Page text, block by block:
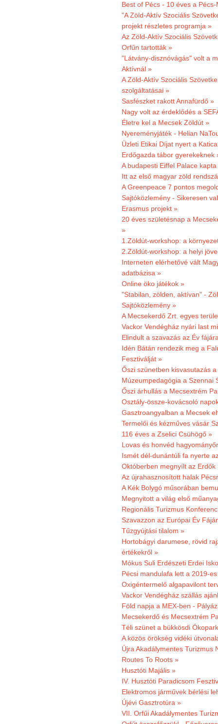
Best of Pécs - 10 éves a
"A Zöld-Aktív Szociális
projekt részletes programja »
Az Zöld-Aktív Szociális
Orfűn tartották »
"Látvány-disznóvágás" volt a
Aktívnál »
A Zöld-Aktív Szociális
szolgáltatásai »
Sasfészket rakott Annafürdő »
Nagy volt az érdeklődés a
Életre kel a Mecsek Zöldút »
Nyereményjáték - Helian
Üzleti Etikai Díjat nyert a
Erdőgazda tábor gyerekeknek
A budapesti Eiffel Palace
Itt az első magyar zöld
A Greenpeace 7 pontos
Sajtóközlemény - Sikeresen
Erasmus projekt »
20 éves születésnap a
»
1.Zöldút-workshop: a
2.Zöldút-workshop: a helyi
Interneten elérhetővé vált
adatbázisa »
Online öko játékok »
"Stabilan, zölden, aktívan" -
Sajtóközlemény »
A Mecsekerdő Zrt. egyes
Vackor Vendégház nyári last
Elindult a szavazás az Év
Idén Bátán rendezik meg a
Fesztiválját »
Őszi szünetben kisvasutazás
Múzeumpedagógia a Szennai
Őszi árhullás a Mecsextrém
Osztály-össze-kovácsoló
Gasztroangyalban a Mecsek
Termelői és kézműves vásár
116 éves a Zselici Csühögő »
Lovas és honvéd
Ismét dél-dunántúli fa nyerte
Októberben megnyílt az
Az újrahasznosított halak
A Kék Bolygó műsorában
Megnyitott a világ első
Regionális Turizmus
Szavazzon az Európai Év
Tűzgyújtási tilalom »
Hortobágyi darumese, rövid
értékekről »
Mókus Suli Erdészeti Erdei
Pécsi mandulafa lett a 2019-
Oxigéntermelő algapavilont
Vackor Vendégház szállás
Föld napja a MEX-ben -
Mecsekerdő és Mecsextrém
Téli szünet a bükkösdi
A közös örökség vidéki
Újra Akadálymentes Turizmus
Routes To Roots »
Husztóti Majális »
IV. Husztóti Paradicsom
Elektromos járművek bérlési
Újévi Gasztrotúra »
VII. Orfűi Akadálymentes